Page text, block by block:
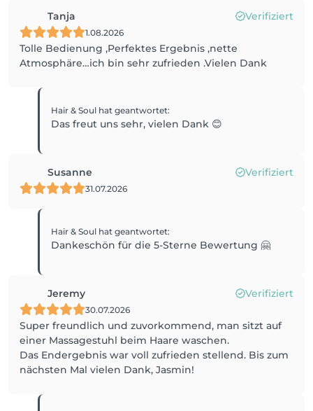
Tanja Verifiziert
1.08.2026
Tolle Bedienung ,Perfektes Ergebnis ,nette
Atmosphäre…ich bin sehr zufrieden .Vielen Dank
Hair & Soul hat geantwortet:
Das freut uns sehr, vielen Dank 😊
Susanne Verifiziert
31.07.2026
Hair & Soul hat geantwortet:
Dankeschön für die 5-Sterne Bewertung 🤗
Jeremy Verifiziert
30.07.2026
Super freundlich und zuvorkommend, man sitzt auf
einer Massagestuhl beim Haare waschen.
Das Endergebnis war voll zufrieden stellend. Bis zum
nächsten Mal vielen Dank, Jasmin!